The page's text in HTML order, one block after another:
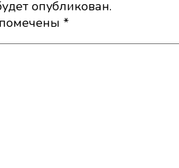
опубликован.
*